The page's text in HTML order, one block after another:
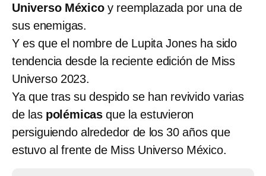
Universo Méxicoy reemplazada por una de
sus enemigas.
Y es que el nombre de Lupita Jones ha sido
tendencia desde la reciente edición de Miss
Universo 2023.
Ya que tras su despido se han revivido varias
de las polémicas que la estuvieron
persiguiendo alrededor de los 30 años que
estuvo al frente de Miss Universo México.